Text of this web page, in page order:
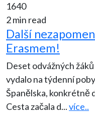
1640
2 min read
Další
Erasmem!
Deset odvážných
vydalo na týdenní
Španělska, konkrétně
Cesta začala d...více..